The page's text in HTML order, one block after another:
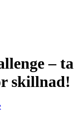
– ta
skillnad!